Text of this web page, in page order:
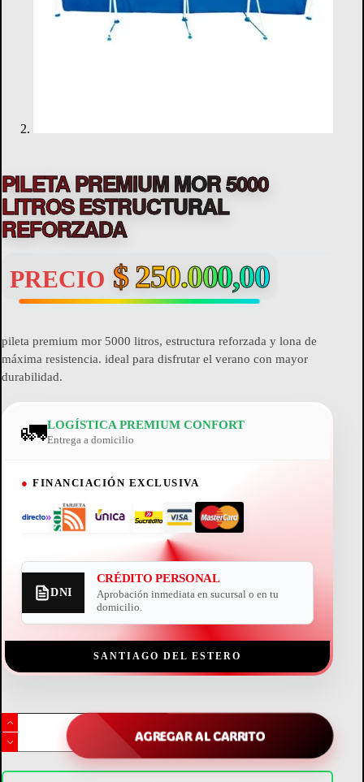
PILETA PREMIUM MOR 5000
LITROS ESTRUCTURAL
REFORZADA
PRECIO $250.000,00
pileta premium mor 5000 litros, estructura reforzada y lona de
máxima resistencia. ideal para disfrutar el verano con mayor
durabilidad.
🚛LOGÍSTICA PREMIUM CONFORT
Entrega a domicilio
● FINANCIACIÓN EXCLUSIVA
DNI
CRÉDITO PERSONAL
Aprobación inmediata en sucursal o en tu
domicilio.
SANTIAGO DEL ESTERO
pileta
premium
mor
litros
AGREGAR AL CARRITO